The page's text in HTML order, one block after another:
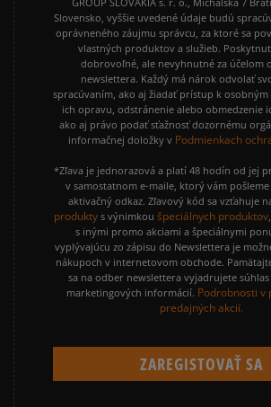
Slovensko, vyššie uvedené údaje budú
oprávneného záujmu správcu, za ktoré sa
vlastných produktov a služieb.
dobrovoľné, ale nevyhnutné za účelom
newslettera. Každý má nárok odvolať
spracúvaním, ako aj žiadať prístup k
ich opravu, odstránenie alebo obmedzenie
ako aj právo podať sťažnosť dozornému
informačnej doložky v Podmienkach
*Zľava je jednorazová a platí 48 hodín od jej
v samostatnom e-maile, ktorý vám
aktivačný odkaz. Zľavový kód sa vzťahuje
produkty s výnimkou špeciálnych produktov
s inými promo akciami a špeciálnymi
vyplývajúcu zo zápisu do Newslettera je
nákupoch v internetovom obchode.
sa na odber newslettera vyjadrujete súhlas
marketingových informácií. Podrobnosti v
predajných akcií.